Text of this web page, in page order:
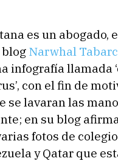
es un abogado,
Narwhal
infografía llamada
con el fin de
se lavaran las
en su blog
fotos de
y Qatar que